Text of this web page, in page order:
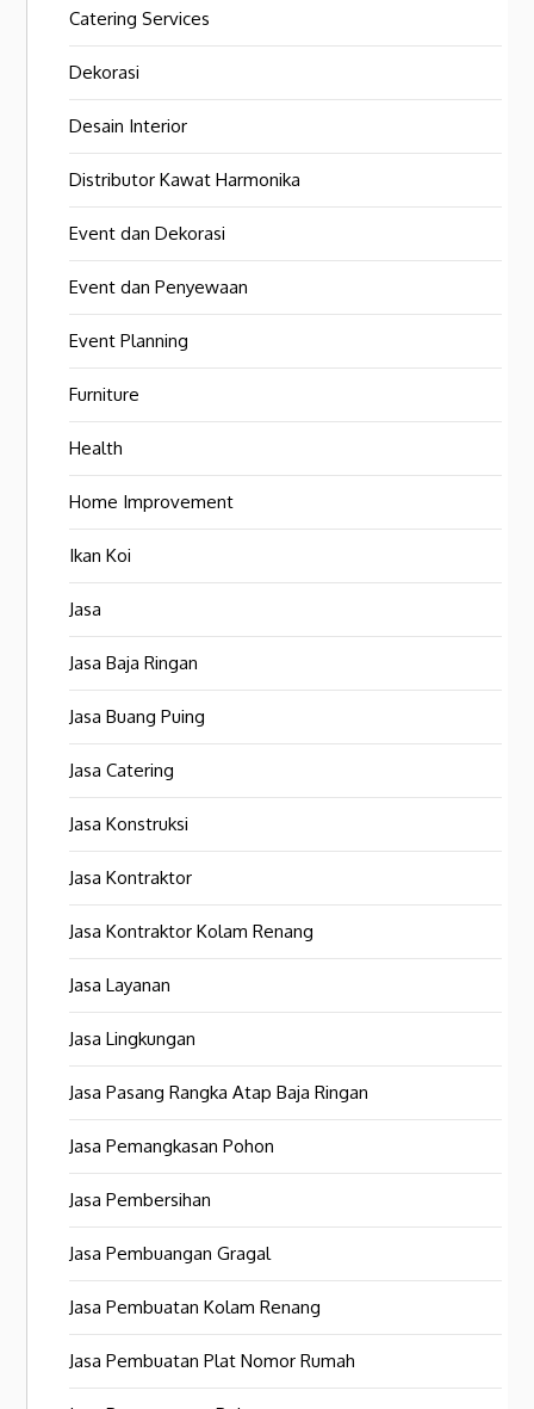
Catering Services
Dekorasi
Desain Interior
Distributor Kawat Harmonika
Event dan Dekorasi
Event dan Penyewaan
Event Planning
Furniture
Health
Home Improvement
Ikan Koi
Jasa
Jasa Baja Ringan
Jasa Buang Puing
Jasa Catering
Jasa Konstruksi
Jasa Kontraktor
Jasa Kontraktor Kolam Renang
Jasa Layanan
Jasa Lingkungan
Jasa Pasang Rangka Atap Baja Ringan
Jasa Pemangkasan Pohon
Jasa Pembersihan
Jasa Pembuangan Gragal
Jasa Pembuatan Kolam Renang
Jasa Pembuatan Plat Nomor Rumah